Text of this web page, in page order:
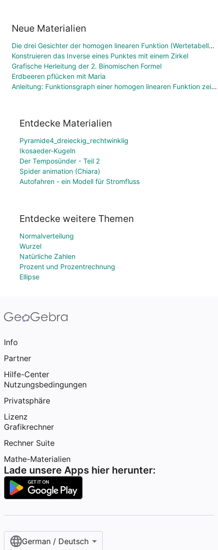
Neue Materialien
Die drei Gesichter der homogen linearen Funktion (Wertetabelle, Funktionsgleichung, Graph)
Konstruieren das Inverse eines Punktes mit einem Zirkel
Grafische Herleitung der 2. Binomischen Formel
Erdbeeren pflücken mit Maria
Anleitung: Funktionsgraph einer homogen linearen Funktion zeichnen
Entdecke Materialien
Pyramide4_dreieckig_rechtwinklig
Ikosaeder-Kugeln
Der Temposünder - Teil 2
Spider animation (Chiara)
Autofahren - ein Modell für Stromfluss
Entdecke weitere Themen
Normalverteilung
Wurzel
Natürliche Zahlen
Prozent und Prozentrechnung
Ellipse
Info
Partner
Hilfe-Center
Nutzungsbedingungen
Privatsphäre
Lizenz
Grafikrechner
Rechner Suite
Mathe-Materialien
Lade unsere Apps hier herunter:
German / Deutsch